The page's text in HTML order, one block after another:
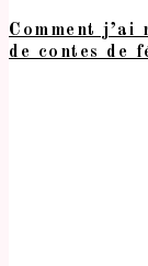
Comment
de contes de